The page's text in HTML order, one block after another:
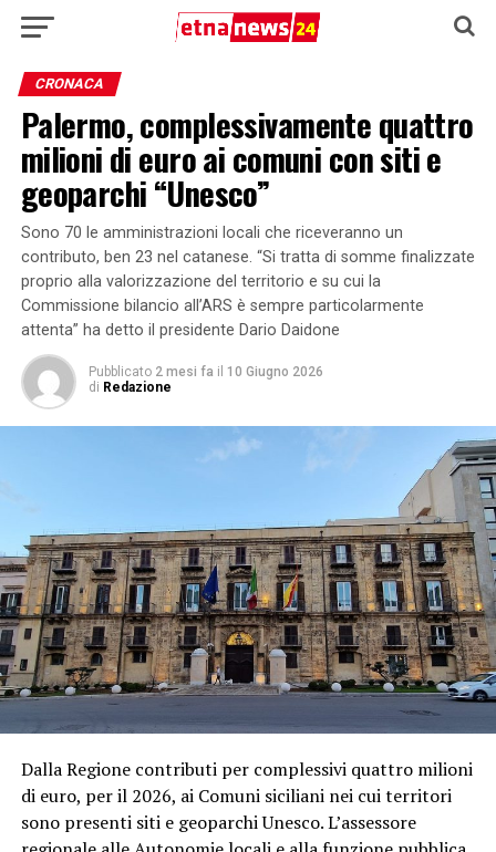
CRONACA
Palermo, complessivamente quattro
milioni di euro ai comuni con siti e
geoparchi “Unesco”
Sono 70 le amministrazioni locali che riceveranno un
contributo, ben 23 nel catanese. “Si tratta di somme finalizzate
proprio alla valorizzazione del territorio e su cui la
Commissione bilancio all’ARS è sempre particolarmente
attenta” ha detto il presidente Dario Daidone
Pubblicato 2 mesi fa il 10 Giugno 2026
di Redazione
Dalla Regione contributi per complessivi quattro milioni
di euro, per il 2026, ai Comuni siciliani nei cui territori
sono presenti siti e geoparchi Unesco. L’assessore